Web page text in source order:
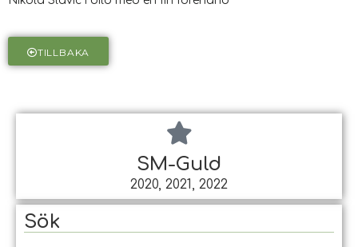
TILLBAKA
SM-Guld
2020, 2021, 2022
Sök